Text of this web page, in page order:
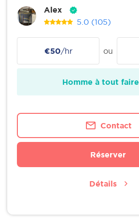
Alex
5.0 (105)
€50/hr ou
Homme à tout faire
Contact
Réserver
Détails